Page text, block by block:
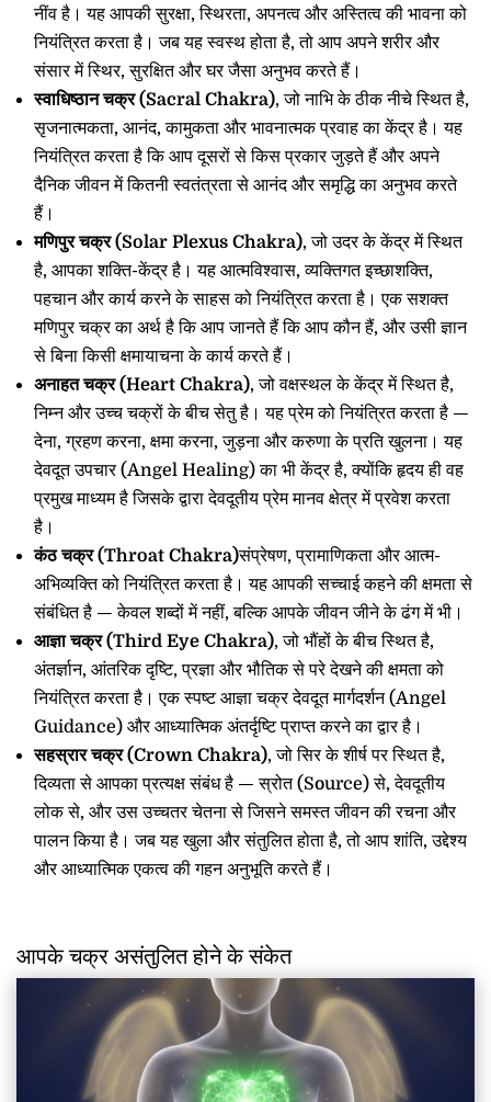
नींव है। यह आपकी सुरक्षा, स्थिरता, अपनत्व और अस्तित्व की भावना को
नियंत्रित करता है। जब यह स्वस्थ होता है, तो आप अपने शरीर और
संसार में स्थिर, सुरक्षित और घर जैसा अनुभव करते हैं।
स्वाधिष्ठान चक्र (Sacral Chakra), जो नाभि के ठीक नीचे स्थित है,
सृजनात्मकता, आनंद, कामुकता और भावनात्मक प्रवाह का केंद्र है। यह
नियंत्रित करता है कि आप दूसरों से किस प्रकार जुड़ते हैं और अपने
दैनिक जीवन में कितनी स्वतंत्रता से आनंद और समृद्धि का अनुभव करते
हैं।
मणिपुर चक्र (Solar Plexus Chakra), जो उदर के केंद्र में स्थित
है, आपका शक्ति-केंद्र है। यह आत्मविश्वास, व्यक्तिगत इच्छाशक्ति,
पहचान और कार्य करने के साहस को नियंत्रित करता है। एक सशक्त
मणिपुर चक्र का अर्थ है कि आप जानते हैं कि आप कौन हैं, और उसी ज्ञान
से बिना किसी क्षमायाचना के कार्य करते हैं।
अनाहत चक्र (Heart Chakra), जो वक्षस्थल के केंद्र में स्थित है,
निम्न और उच्च चक्रों के बीच सेतु है। यह प्रेम को नियंत्रित करता है —
देना, ग्रहण करना, क्षमा करना, जुड़ना और करुणा के प्रति खुलना। यह
देवदूत उपचार (Angel Healing) का भी केंद्र है, क्योंकि हृदय ही वह
प्रमुख माध्यम है जिसके द्वारा देवदूतीय प्रेम मानव क्षेत्र में प्रवेश करता
है।
कंठ चक्र (Throat Chakra)संप्रेषण, प्रामाणिकता और आत्म-
अभिव्यक्ति को नियंत्रित करता है। यह आपकी सच्चाई कहने की क्षमता से
संबंधित है — केवल शब्दों में नहीं, बल्कि आपके जीवन जीने के ढंग में भी।
आज्ञा चक्र (Third Eye Chakra), जो भौंहों के बीच स्थित है,
अंतर्ज्ञान, आंतरिक दृष्टि, प्रज्ञा और भौतिक से परे देखने की क्षमता को
नियंत्रित करता है। एक स्पष्ट आज्ञा चक्र देवदूत मार्गदर्शन (Angel
Guidance) और आध्यात्मिक अंतर्दृष्टि प्राप्त करने का द्वार है।
सहस्रार चक्र (Crown Chakra), जो सिर के शीर्ष पर स्थित है,
दिव्यता से आपका प्रत्यक्ष संबंध है — स्रोत (Source) से, देवदूतीय
लोक से, और उस उच्चतर चेतना से जिसने समस्त जीवन की रचना और
पालन किया है। जब यह खुला और संतुलित होता है, तो आप शांति, उद्देश्य
और आध्यात्मिक एकत्व की गहन अनुभूति करते हैं।
आपके चक्र असंतुलित होने के संकेत